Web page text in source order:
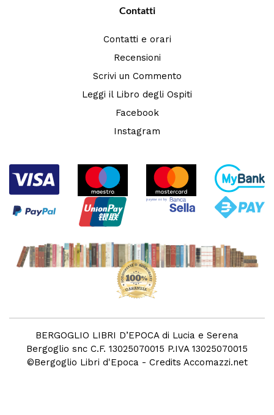
Contatti
Contatti e orari
Recensioni
Scrivi un Commento
Leggi il Libro degli Ospiti
Facebook
Instagram
BERGOGLIO LIBRI D’EPOCA di Lucia e Serena
Bergoglio snc C.F. 13025070015 P.IVA 13025070015
©Bergoglio Libri d'Epoca - Credits Accomazzi.net